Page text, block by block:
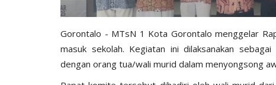
Gorontalo - MTsN 1 Kota Gorontalo menggelar
masuk sekolah. Kegiatan ini dilaksanakan
dengan orang tua/wali murid dalam menyongsong